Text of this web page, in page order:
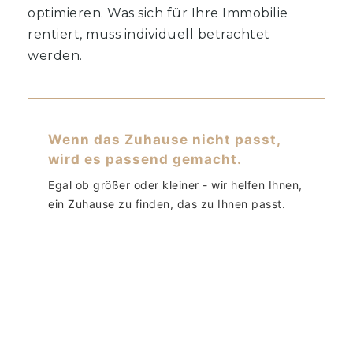
optimieren. Was sich für Ihre Immobilie
rentiert, muss individuell betrachtet
werden.
Wenn das Zuhause nicht passt,
wird es passend gemacht.
Egal ob größer oder kleiner - wir helfen Ihnen,
ein Zuhause zu finden, das zu Ihnen passt.